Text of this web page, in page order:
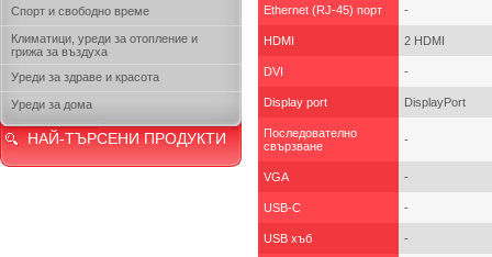
Спорт и свободно време
Климатици, уреди за отопление и
грижа за въздуха
Уреди за здраве и красота
Уреди за дома
НАЙ-ТЪРСЕНИ ПРОДУКТИ
Ethernet (RJ-45) порт -
HDMI 2 HDMI
DVI -
Display port DisplayPort
Последователно
свързване
-
VGA -
USB-C -
USB хъб -